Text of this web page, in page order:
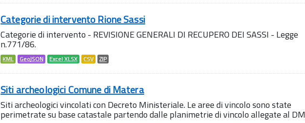
Categorie di intervento Rione Sassi
Categorie di intervento - REVISIONE GENERALI DI RECUPERO DEI SASSI - Legge
n.771/86.
KML GeoJSON Excel XLSX CSV ZIP
Siti archeologici Comune di Matera
Siti archeologici vincolati con Decreto Ministeriale. Le aree di vincolo sono state
perimetrate su base catastale partendo dalle planimetrie di vincolo allegate al DM